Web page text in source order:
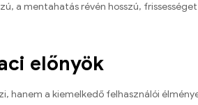
a mentahatás révén hosszú,
előnyök
hanem a kiemelkedő felhasználói